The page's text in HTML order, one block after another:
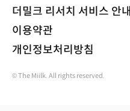
더밀크 리서치 서비스 안내
이용약관
개인정보처리방침
© The Miilk. All rights reserved.